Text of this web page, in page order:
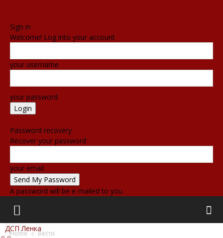
Sign in
Welcome! Log into your account
your username
your password
Password recovery
Recover your password
your email
A password will be e-mailed to you.
ДСП Ленка
Home Вести